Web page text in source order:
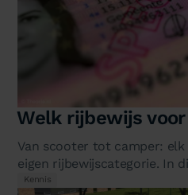
Welk rijbewijs
Van scooter tot camper:
eigen rijbewijscategorie. In
oogopslag welk…
Kennis